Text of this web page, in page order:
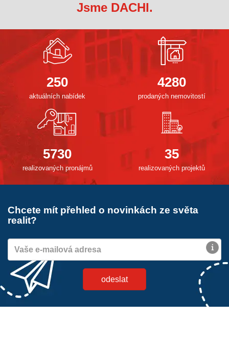
Jsme DACHI.
250
aktuálních nabídek
4280
prodaných nemovitostí
5730
realizovaných pronájmů
35
realizovaných projektů
Chcete mít přehled o novinkách ze světa
realit?